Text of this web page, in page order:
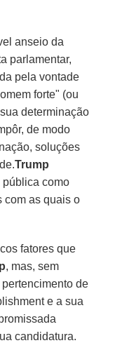
anseio da
parlamentar,
pela vontade
forte" (ou
determinação
de modo
soluções
Trump
pública como
com as quais o
fatores que
, mas, sem
de
e a sua
candidatura.